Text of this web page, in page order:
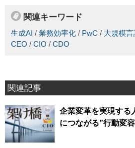
関連キーワード
生成AI / 業務効率化 / PwC / 大規模
CEO / CIO / CDO
関連記事
企業変革を実現する
につながる”行動変